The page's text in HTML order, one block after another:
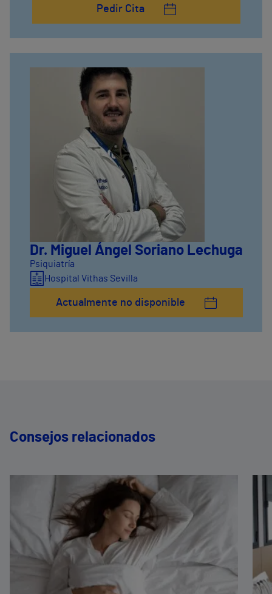
Pedir Cita
Dr. Miguel Ángel Soriano Lechuga
Psiquiatría
Hospital Vithas Sevilla
Actualmente no disponible
Consejos relacionados